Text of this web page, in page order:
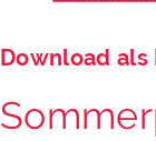
Download als